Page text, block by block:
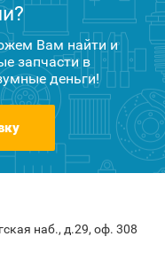
Вам найти и
запчасти в
деньги!
наб., д.29, оф. 308